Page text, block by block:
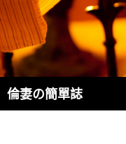
倫妻の簡單誌
Search